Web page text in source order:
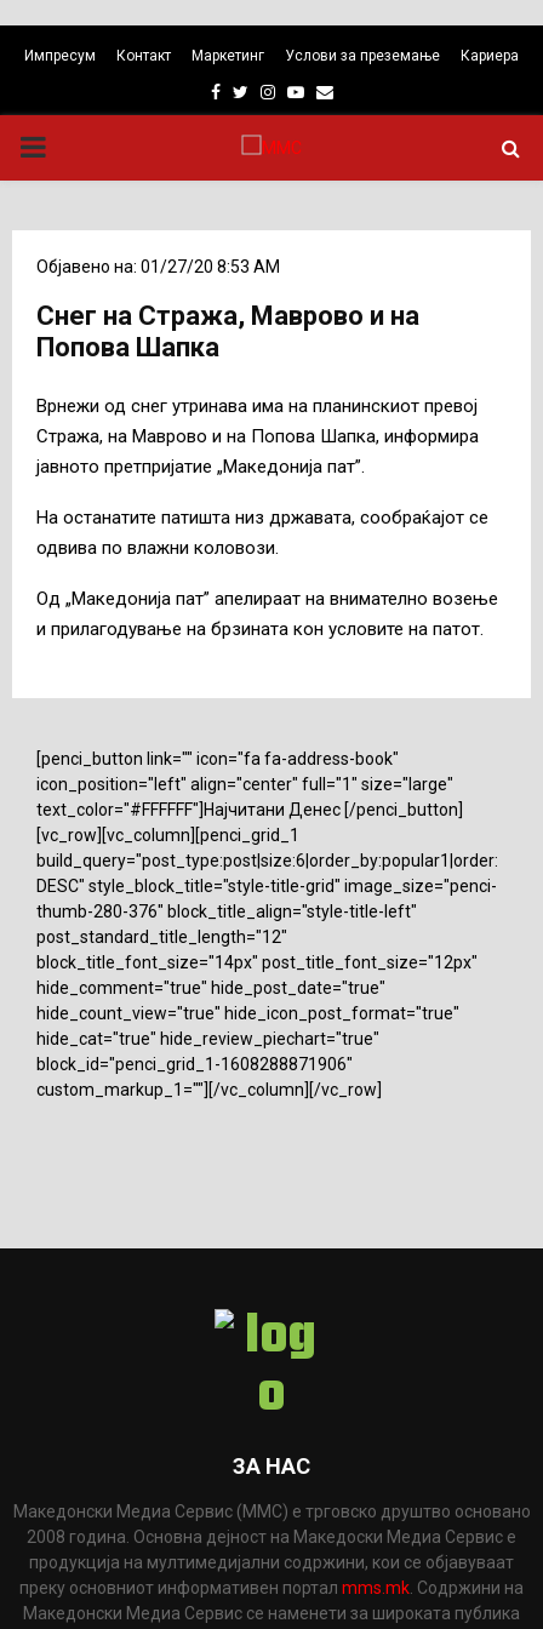
Импресум Контакт Маркетинг Услови за преземање Кариера
Facebook
TwitterInstagram
Youtube
Email
PRIMARY
Објавено на: 01/27/20 8:53 AM
Снег на Стража, Маврово и на
Попова Шапка
Врнежи од снег утринава има на планинскиот превој
Стража, на Маврово и на Попова Шапка, информира
јавното претпријатие „Македонија пат”.
На останатите патишта низ државата, сообраќајот се
одвива по влажни коловози.
Од „Македонија пат” апелираат на внимателно возење
и прилагодување на брзината кон условите на патот.
[penci_button link="" icon="fa fa-address-book"
icon_position="left" align="center" full="1" size="large"
text_color="#FFFFFF"]Најчитани Денес [/penci_button]
[vc_row][vc_column][penci_grid_1
build_query="post_type:post|size:6|order_by:popular1|order:
DESC" style_block_title="style-title-grid" image_size="penci-
thumb-280-376" block_title_align="style-title-left"
post_standard_title_length="12"
block_title_font_size="14px" post_title_font_size="12px"
hide_comment="true" hide_post_date="true"
hide_count_view="true" hide_icon_post_format="true"
hide_cat="true" hide_review_piechart="true"
block_id="penci_grid_1-1608288871906"
custom_markup_1=""][/vc_column][/vc_row]
ЗА НАС
Македонски Медиа Сервис (ММС) е трговско друштво основано
2008 година. Основна дејност на Македоски Медиа Сервис е
продукција на мултимедијални содржини, кои се објавуваат
преку основниот информативен портал mms.mk . Содржини на
Македонски Медиа Сервис се наменети за широката публика